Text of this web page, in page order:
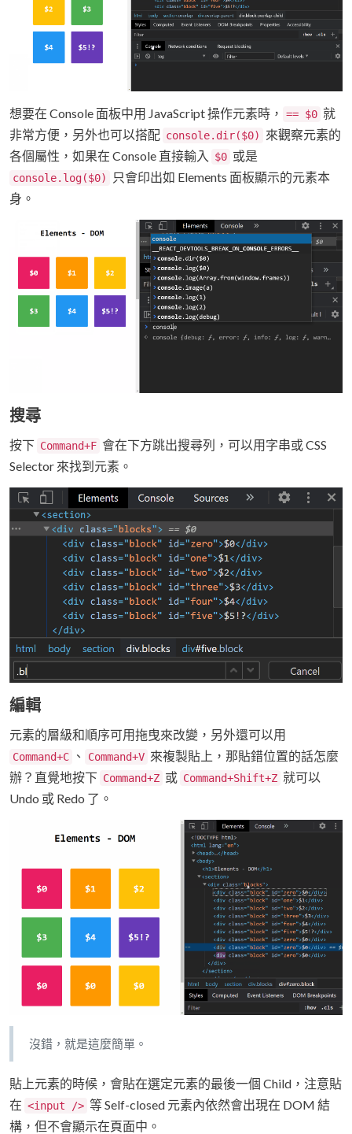
想要在 Console 面板中用 JavaScript 操作元素時， == $0 就
非常方便，另外也可以搭配 console.dir($0)
來觀察元素的
各個屬性，如果在 Console 直接輸入
$0 或是
console.log($0)
只會印出如 Elements 面板顯示的元素本
身。
搜尋
按下 Command+F 會在下方跳出搜尋列，可以用字串或 CSS
Selector 來找到元素。
編輯
元素的層級和順序可用拖曳來改變，另外還可以用
Command+C 、 Command+V 來複製貼上，那貼錯位置的話怎麼
辦？直覺地按下 Command+Z 或 Command+Shift+Z 就可以
Undo 或 Redo 了。
沒錯，就是這麼簡單。
貼上元素的時候，會貼在選定元素的最後一個 Child，注意貼
在 <input /> 等 Self-closed 元素內依然會出現在 DOM 結
構，但不會顯示在頁面中。